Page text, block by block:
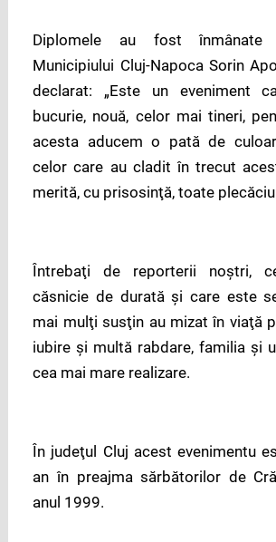
Diplomele au fost înmânate
Municipiului Cluj-Napoca Sorin
declarat: „Este un eveniment
bucurie, nouă, celor mai tineri,
acesta aducem o pată de
celor care au cladit în trecut
merită, cu prisosinţă, toate
Întrebaţi de reporterii noştri,
căsnicie de durată şi care este
mai mulţi susţin au mizat în viaţă
iubire şi multă rabdare, familia şi
cea mai mare realizare.
În judeţul Cluj acest evenimentu
an în preajma sărbătorilor de
anul 1999.